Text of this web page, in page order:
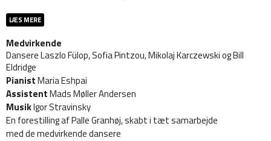
LÆS MERE
Medvirkende
Dansere Laszlo Fülop, Sofia Pintzou, Mikolaj Karczewski og Bill
Eldridge
PianistMaria Eshpai
AssistentMads Møller Andersen
MusikIgor Stravinsky
En forestilling af Palle Granhøj, skabt i tæt samarbejde
med de medvirkende dansere